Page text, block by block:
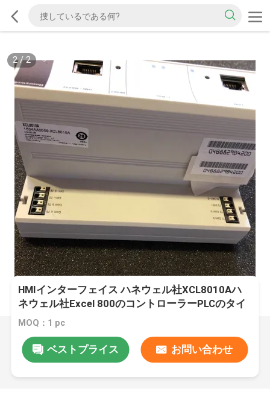
2/2
HMIインターフェイス ハネウェル社XCL8010Aハ
ネウェル社Excel 800のコントローラーPLCのタイ
プ
MOQ：1 pc
ベストプライス お問い合わせ